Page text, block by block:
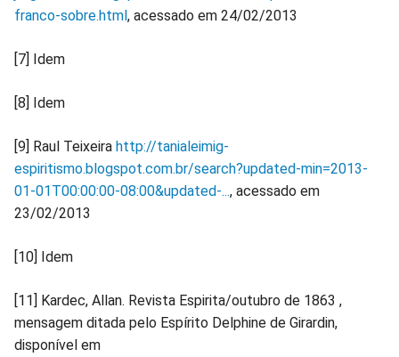
franco-sobre.html, acessado em 24/02/2013
[7] Idem
[8] Idem
[9] Raul Teixeira http://tanialeimig-
espiritismo.blogspot.com.br/search?updated-min=2013-
01-01T00:00:00-08:00&updated-..., acessado em
23/02/2013
[10] Idem
[11] Kardec, Allan. Revista Espirita/outubro de 1863 ,
mensagem ditada pelo Espírito Delphine de Girardin,
disponível em